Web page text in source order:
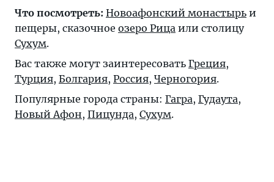
Что посмотреть: Новоафонский монастырь и
пещеры, сказочное озеро Рица или столицу
Сухум.
Вас также могут заинтересовать Греция,
Турция, Болгария, Россия, Черногория.
Популярные города страны: Гагра, Гудаута,
Новый Афон, Пицунда, Сухум.